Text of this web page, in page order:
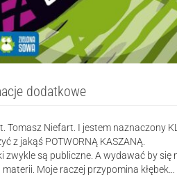
dodatkowe
Tomasz Niefart. I jestem naznaczony
z jakąś POTWORNĄ KASZANĄ.
zwykle są publiczne. A wydawać by się
Moje raczej przypomina